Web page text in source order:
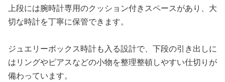
上段には腕時計専用のクッション付きスペースがあり、大
切な時計を丁寧に保管できます。
ジュエリーボックス時計も入る設計で、下段の引き出しに
はリングやピアスなどの小物を整理整頓しやすい仕切りが
備わっています。